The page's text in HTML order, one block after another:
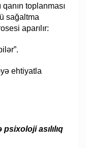
toplanması
sağaltma
aparılır:
ehtiyatla
asılılıq